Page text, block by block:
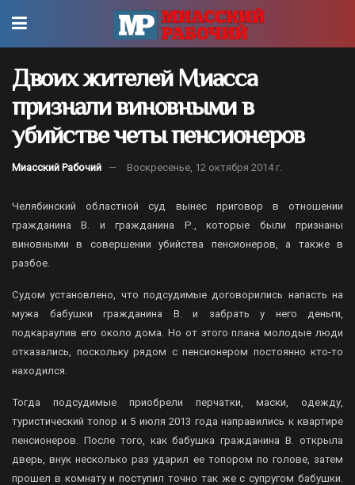
Двоих жителей Миасса
признали виновными в
убийстве четы пенсионеров
Миасский Рабочий Воскресенье, 12 октября 2014 г.
Челябинский областной суд вынес приговор в отношении
гражданина В. и гражданина Р., которые были признаны
виновными в совершении убийства пенсионеров, а также в
разбое.
Судом установлено, что подсудимые договорились напасть на
мужа бабушки гражданина В. и забрать у него деньги,
подкараулив его около дома. Но от этого плана молодые люди
отказались, поскольку рядом с пенсионером постоянно кто-то
находился.
Тогда подсудимые приобрели перчатки, маски, одежду,
туристический топор и 5 июля 2013 года направились к квартире
пенсионеров. После того, как бабушка гражданина В. открыла
дверь, внук несколько раз ударил ее топором по голове, затем
прошел в комнату и поступил точно так же с супругом бабушки.